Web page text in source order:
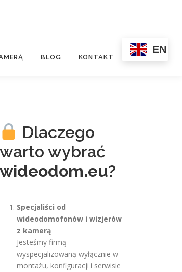
BLOG KONTAKT
EN
Dlaczego
warto wybrać
wideodom.eu?
Specjaliści od
wideodomofonów i wizjerów
z kamerą
Jesteśmy firmą
wyspecjalizowaną wyłącznie w
montażu, konfiguracji i serwisie